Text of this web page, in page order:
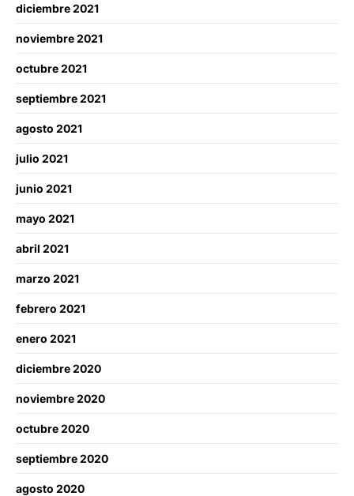
diciembre 2021
noviembre 2021
octubre 2021
septiembre 2021
agosto 2021
julio 2021
junio 2021
mayo 2021
abril 2021
marzo 2021
febrero 2021
enero 2021
diciembre 2020
noviembre 2020
octubre 2020
septiembre 2020
agosto 2020